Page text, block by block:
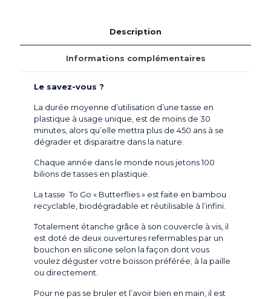
Description
Informations complémentaires
Le savez-vous ?
La durée moyenne d’utilisation d’une tasse en
plastique à usage unique, est de moins de 30
minutes, alors qu’elle mettra plus de 450 ans à se
dégrader et disparaitre dans la nature.
Chaque année dans le monde nous jetons 100
bilions de tasses en plastique.
La tasse To Go « Butterflies » est faite en bambou
recyclable, biodégradable et réutilisable à l’infini.
Totalement étanche grâce à son couvercle à vis, il
est doté de deux ouvertures refermables par un
bouchon en silicone selon la façon dont vous
voulez déguster votre boisson préférée; à la paille
ou directement.
Pour ne pas se bruler et l’avoir bien en main, il est